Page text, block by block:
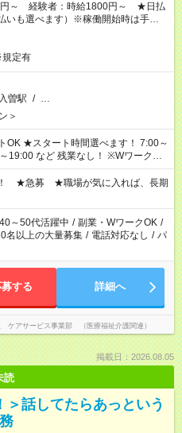
円～ 経験者：時給1800円～ ★日払
いも選べます）※稼働開始時は手続き
ます。
定有
入曽駅 / …
＞
7:00～
ど 残業なし！ ※Wワークの
週40時間超の就業はご案内できませ
間以上勤務は社会保険への加入対象
日雇い派遣の原則禁止）により、
案内が難しい場合があります
！ ★急募 ★職場が気に入れば、長期
40～50代活躍中 / 副業・WワークOK /
名以上の大量募集 / 電話対応なし / パ
募する 詳細へ
ケアサービス事業部 （医療福祉介護関連）
掲載日：2026.08.05
読
＞話してたらあっという